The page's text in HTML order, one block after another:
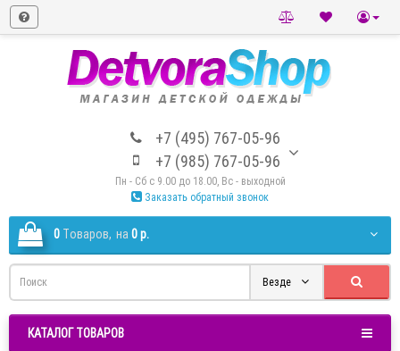
+7 (495) 767-05-96
+7 (985) 767-05-96
Пн - Сб с 9.00 до 18.00, Вс - выходной
Заказать обратный звонок
0 Tоваров, на 0 р.
Везде
КАТАЛОГ ТОВАРОВ